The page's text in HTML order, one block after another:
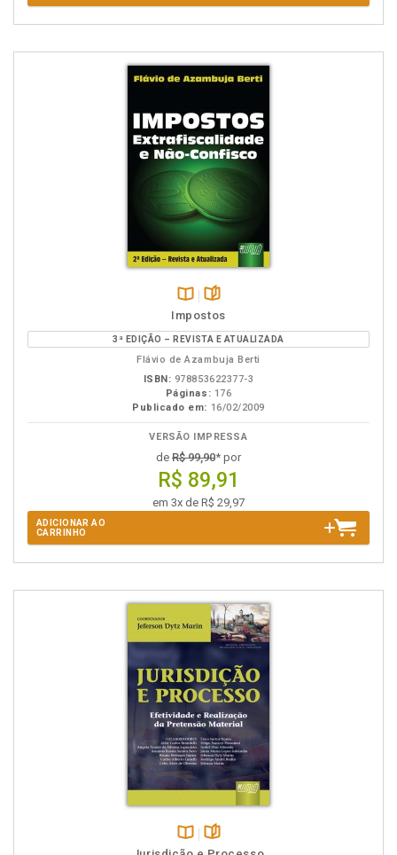
Disponível
na
B.V.
páginas
Impostos
3ª EDIÇÃO – REVISTA E ATUALIZADA
Flávio de Azambuja Berti
ISBN: 978853622377-3
Páginas: 176
Publicado em: 16/02/2009
VERSÃO IMPRESSA
de R$ 99,90* por
R$ 89,91
em 3x de R$ 29,97
ADICIONAR AO
CARRINHO
Disponível
páginas